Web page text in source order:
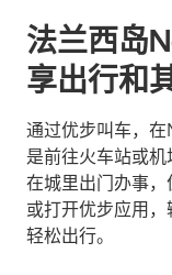
法兰西岛
享出行和
通过优步叫车，
是前往火车站或
在城里出门办事
或打开优步应用
轻松出行。